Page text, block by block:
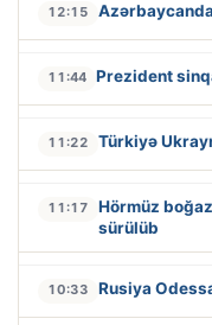
12:15
11:44 Prezident
11:22 Türkiyə
11:17
Hörmüz
sürülüb
10:33 Rusiya